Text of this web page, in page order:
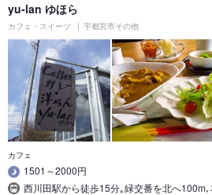
yu-lan ゆほら
カフェ・スイーツ 宇都宮市その他
カフェ
1501～2000円
西川田駅から徒歩15分｡緑交番を北へ100m